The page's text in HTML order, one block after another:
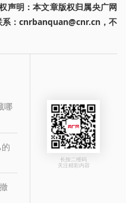
声明：本文章版权归属央广网
系：cnrbanquan@cnr.cn，不
哪
长按二维码
关注精彩内容